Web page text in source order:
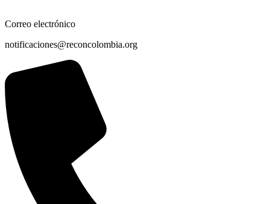
Correo electrónico
notificaciones@reconcolombia.org